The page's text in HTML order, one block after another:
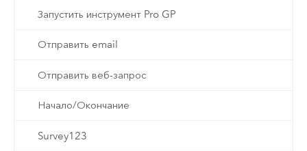
Запустить инструмент Pro GP
Отправить email
Отправить веб-запрос
Начало/Окончание
Survey123